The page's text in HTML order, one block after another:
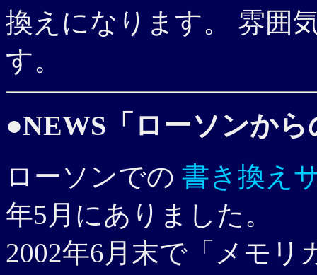
換えになります。 雰囲
す。
●NEWS「ローソンから
ローソンでの 書き換え
年5月にありました。
2002年6月末で「メモリ